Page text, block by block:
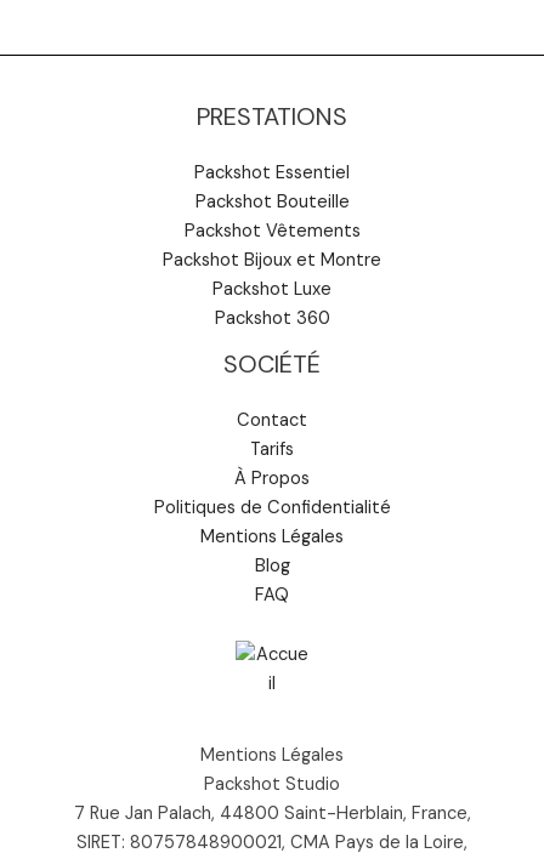
PRESTATIONS
Packshot Essentiel
Packshot Bouteille
Packshot Vêtements
Packshot Bijoux et Montre
Packshot Luxe
Packshot 360
SOCIÉTÉ
Contact
Tarifs
À Propos
Politiques de Confidentialité
Mentions Légales
Blog
FAQ
Mentions Légales
Packshot Studio
7 Rue Jan Palach, 44800 Saint-Herblain, France,
SIRET: 80757848900021, CMA Pays de la Loire,